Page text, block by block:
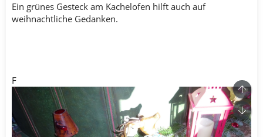
Ein grünes Gesteck am Kachelofen hilft auch auf
weihnachtliche Gedanken.
F